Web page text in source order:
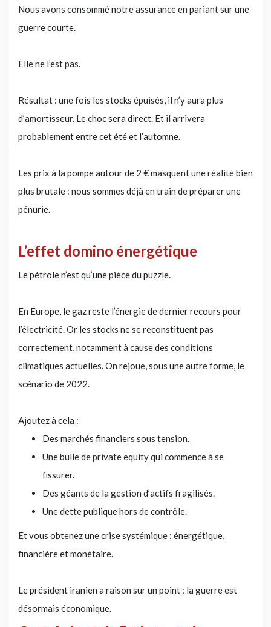
Nous avons consommé notre assurance en pariant sur une
guerre courte.
Elle ne l’est pas.
Résultat : une fois les stocks épuisés, il n’y aura plus
d’amortisseur. Le choc sera direct. Et il arrivera
probablement entre cet été et l’automne.
Les prix à la pompe autour de 2 € masquent une réalité bien
plus brutale : nous sommes déjà en train de préparer une
pénurie.
L’effet domino énergétique
Le pétrole n’est qu’une pièce du puzzle.
En Europe, le gaz reste l’énergie de dernier recours pour
l’électricité. Or les stocks ne se reconstituent pas
correctement, notamment à cause des conditions
climatiques actuelles. On rejoue, sous une autre forme, le
scénario de 2022.
Ajoutez à cela :
Des marchés financiers sous tension.
Une bulle de private equity qui commence à se
fissurer.
Des géants de la gestion d’actifs fragilisés.
Une dette publique hors de contrôle.
Et vous obtenez une crise systémique : énergétique,
financière et monétaire.
Le président iranien a raison sur un point : la guerre est
désormais économique.